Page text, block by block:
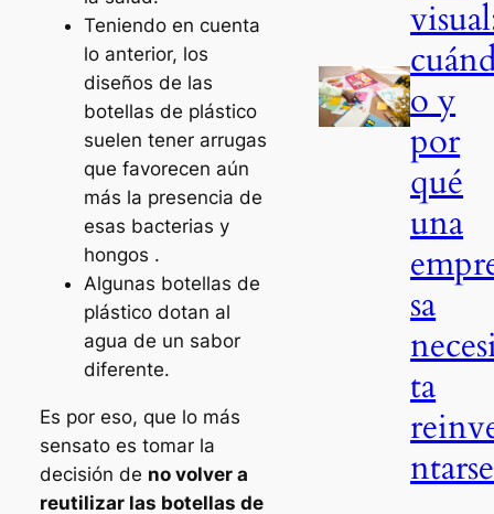
Teniendo en cuenta
lo anterior, los
diseños de las
botellas de plástico
suelen tener arrugas
que favorecen aún
más la presencia de
esas bacterias y
hongos .
Algunas botellas de
plástico dotan al
agua de un sabor
diferente.
Es por eso, que lo más
sensato es tomar la
decisión de no volver a
reutilizar las botellas de
o y
por
qué
una
sa
ta
ntarse